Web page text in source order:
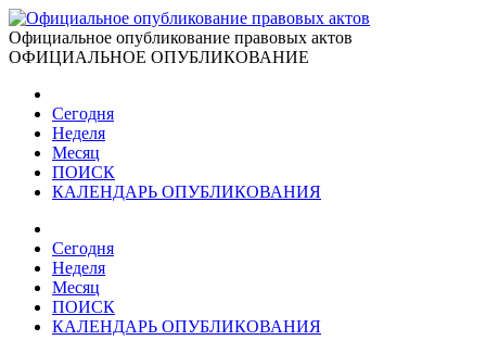
Официальное опубликование правовых актов
ОФИЦИАЛЬНОЕ ОПУБЛИКОВАНИЕ
Сегодня
Неделя
Месяц
ПОИСК
КАЛЕНДАРЬ ОПУБЛИКОВАНИЯ
Сегодня
Неделя
Месяц
ПОИСК
КАЛЕНДАРЬ ОПУБЛИКОВАНИЯ